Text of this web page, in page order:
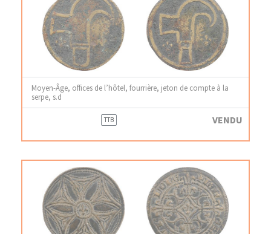
Moyen-Âge, offices de l’hôtel, fourrière, jeton de compte à la
serpe, s.d
TTB VENDU